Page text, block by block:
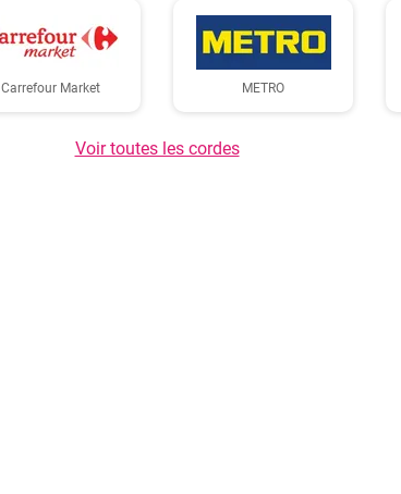
Carrefour Market METRO
Voir toutes les cordes